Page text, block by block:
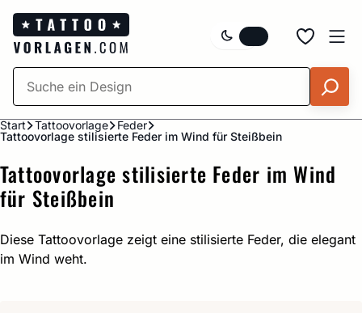
Zum
Inhalt
springen
Start Tattoovorlage
Feder
Tattoovorlage stilisierte Feder im Wind für Steißbein
Tattoovorlage stilisierte Feder im Wind
für Steißbein
Diese Tattoovorlage zeigt eine stilisierte Feder, die elegant
im Wind weht.